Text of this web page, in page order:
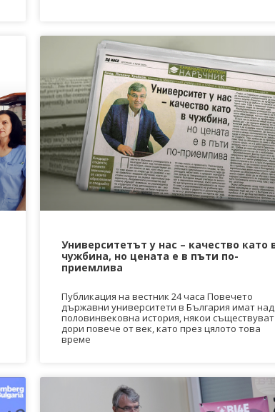
Университетът у нас – качество като
чужбина, но цената е в пъти по-
приемлива
Публикация на вестник 24 часа Повечето
държавни университети в България имат над
половинвековна история, някои съществуват
дори повече от век, като през цялото това
време